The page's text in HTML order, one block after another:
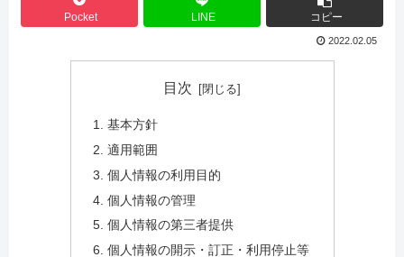
Pocket LINE コピー
2022.02.05
目次
基本方針
適用範囲
個人情報の利用目的
個人情報の管理
個人情報の第三者提供
個人情報の開示・訂正・利用停止等